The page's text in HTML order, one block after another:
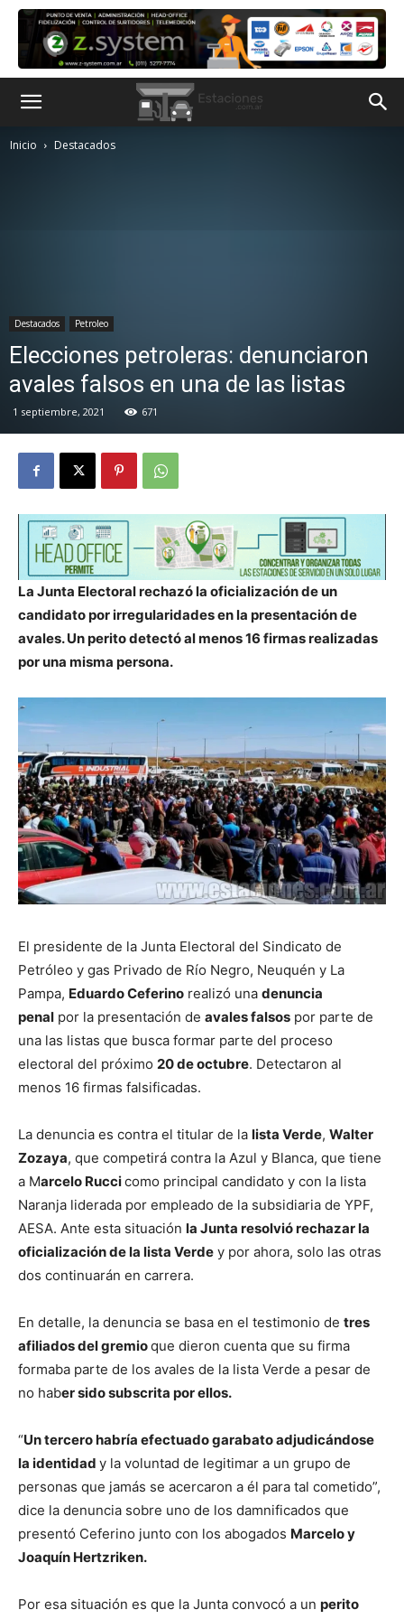
Inicio Destacados
Destacados Petroleo
Elecciones petroleras: denunciaron
avales falsos en una de las listas
1 septiembre, 2021 671
La Junta Electoral rechazó la oficialización de un
candidato por irregularidades en la presentación de
avales. Un perito detectó al menos 16 firmas realizadas
por una misma persona.
El presidente de la Junta Electoral del Sindicato de
Petróleo y gas Privado de Río Negro, Neuquén y La
Pampa, Eduardo Ceferino realizó una denuncia
penal por la presentación de avales falsos por parte de
una las listas que busca formar parte del proceso
electoral del próximo 20 de octubre. Detectaron al
menos 16 firmas falsificadas.
La denuncia es contra el titular de la lista Verde, Walter
Zozaya, que competirá contra la Azul y Blanca, que tiene
a Marcelo Ruccicomo principal candidato y con la lista
Naranja liderada por empleado de la subsidiaria de YPF,
AESA. Ante esta situación la Junta resolvió rechazar la
oficialización de la lista Verde y por ahora, solo las otras
dos continuarán en carrera.
En detalle, la denuncia se basa en el testimonio de tres
afiliados del gremioque dieron cuenta que su firma
formaba parte de los avales de la lista Verde a pesar de
no haber sido subscrita por ellos.
“Un tercero habría efectuado garabato adjudicándose
la identidad y la voluntad de legitimar a un grupo de
personas que jamás se acercaron a él para tal cometido”,
dice la denuncia sobre uno de los damnificados que
presentó Ceferino junto con los abogados Marcelo y
Joaquín Hertzriken.
Por esa situación es que la Junta convocó a un perito